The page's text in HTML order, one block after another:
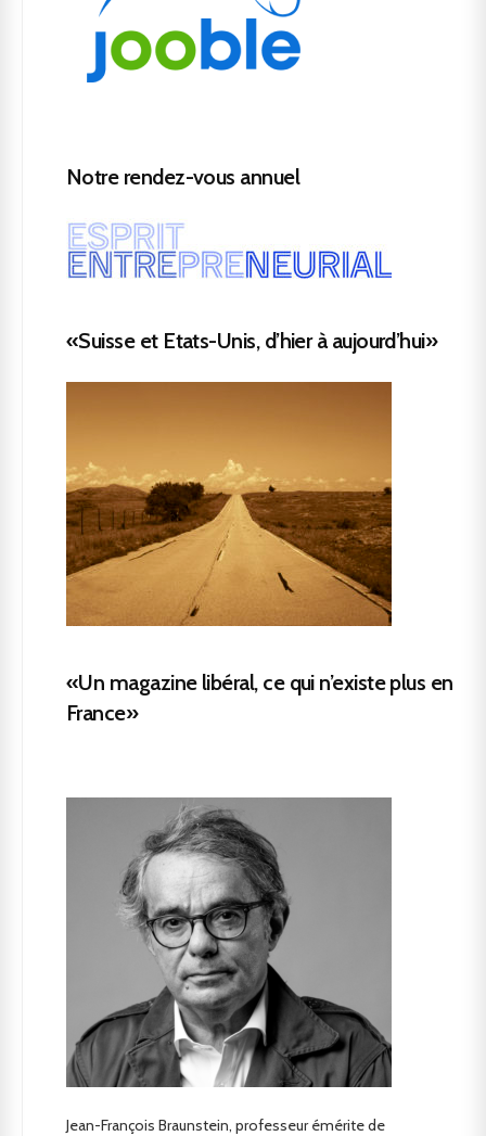
Notre rendez-vous annuel
«Suisse et Etats-Unis, d’hier à aujourd’hui»
«Un magazine libéral, ce qui n’existe plus en
France»
Jean-François Braunstein, professeur émérite de